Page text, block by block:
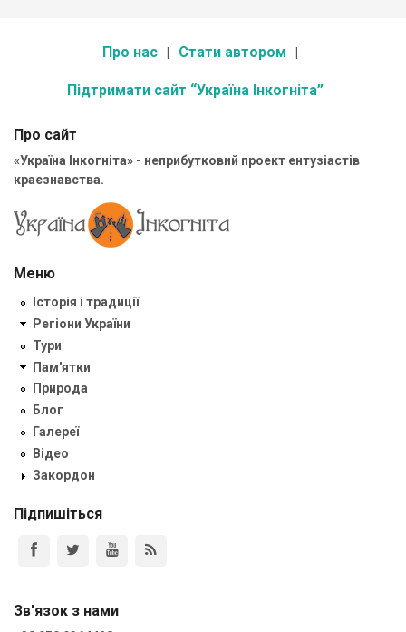
Про нас Стати автором
Підтримати сайт “Україна Інкогніта”
Про сайт
«Україна Інкогніта» - неприбутковий проект ентузіастів
краєзнавства.
Меню
Історія і традиції
Регіони України
Тури
Пам'ятки
Природа
Блог
Галереї
Відео
Закордон
Підпишіться
Зв'язок з нами